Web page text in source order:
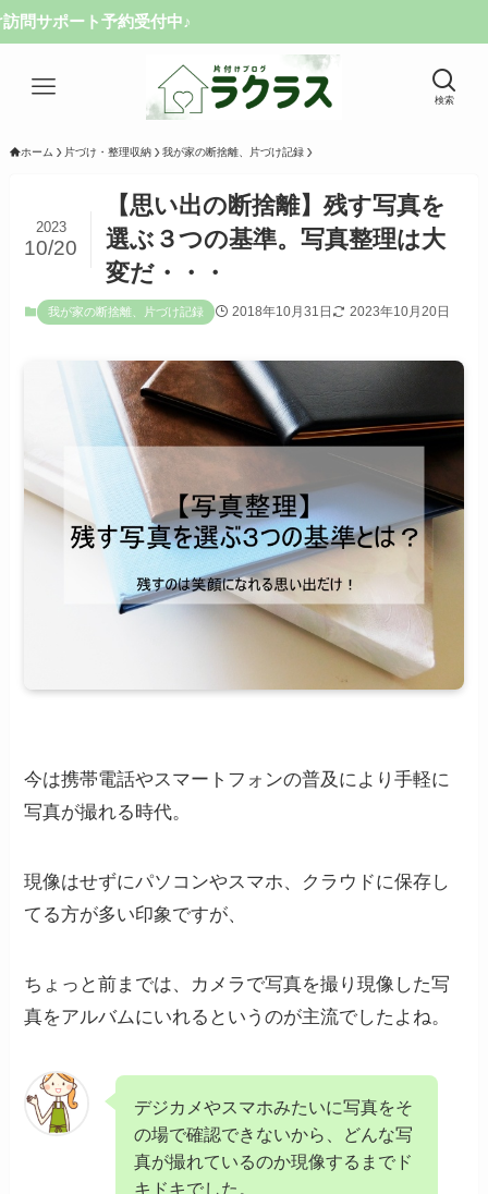
中♪
検索
ホーム 片づけ・整理収納 我が家の断捨離、片づけ記録
【思い出の断捨離】残す写真を
選ぶ３つの基準。写真整理は大
変だ・・・
2023
10/20
我が家の断捨離、片づけ記録 2018年10月31日 2023年10月20日
今は携帯電話やスマートフォンの普及により手軽に
写真が撮れる時代。
現像はせずにパソコンやスマホ、クラウドに保存し
てる方が多い印象ですが、
ちょっと前までは、カメラで写真を撮り現像した写
真をアルバムにいれるというのが主流でしたよね。
デジカメやスマホみたいに写真をそ
の場で確認できないから、どんな写
真が撮れているのか現像するまでド
キドキでした。